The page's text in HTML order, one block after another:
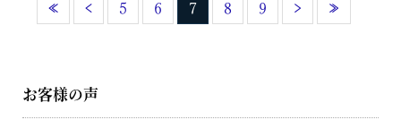
« ‹ 5 6 7 8 9 › »
お客様の声